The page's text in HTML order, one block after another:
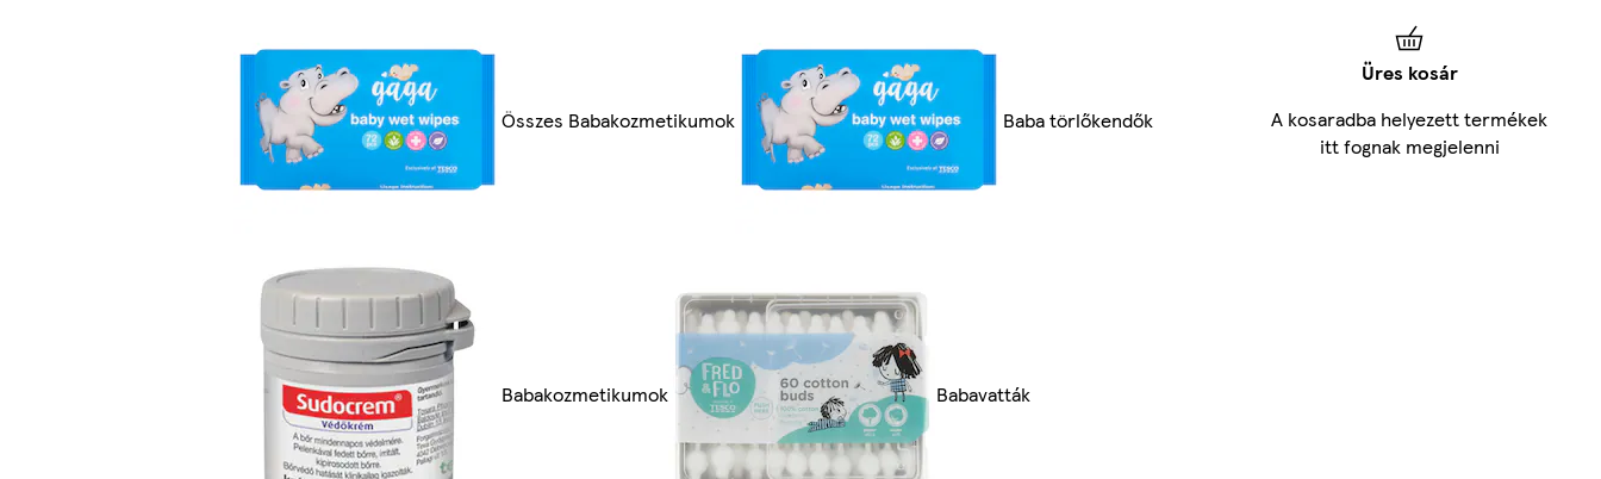
Összes Babakozmetikumok Baba törlőkendők
Babakozmetikumok Babavatták
Üres kosár
A kosaradba helyezett termékek
itt fognak megjelenni